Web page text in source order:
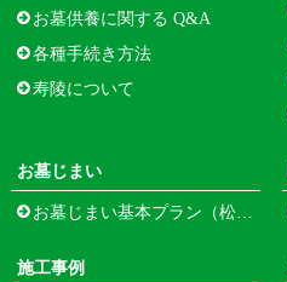
お墓供養に関する Q&A
各種手続き方法
寿陵について
お墓じまい
お墓じまい基本プラン（松江市寺町）
施工事例